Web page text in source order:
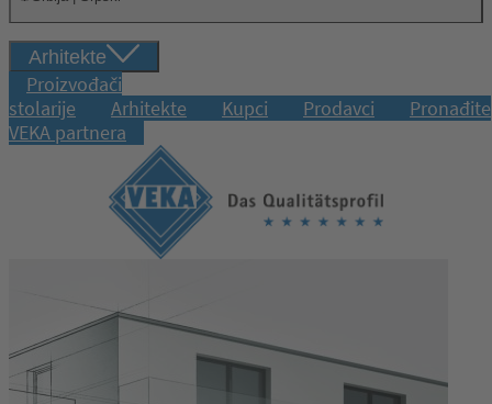
Arhitekte
Proizvođači
stolarije
Arhitekte Kupci Prodavci
Pronađite
VEKA partnera